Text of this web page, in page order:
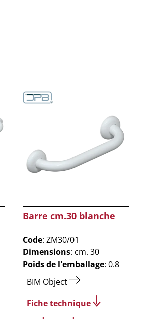
Barre cm.30 blanche
Code: ZM30/01
Dimensions: cm. 30
Poids de l'emballage: 0.8
BIM Object
Fiche technique